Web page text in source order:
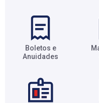
Boletos e
Anuidades​